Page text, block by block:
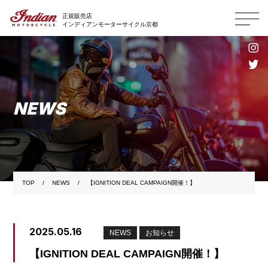
正規販売店
インディアンモーターサイクル京都
NEWS
TOP NEWS 【IGNITION DEAL CAMPAIGN開催！】
2025.05.16 NEWS お知らせ
【IGNITION DEAL CAMPAIGN開催！】